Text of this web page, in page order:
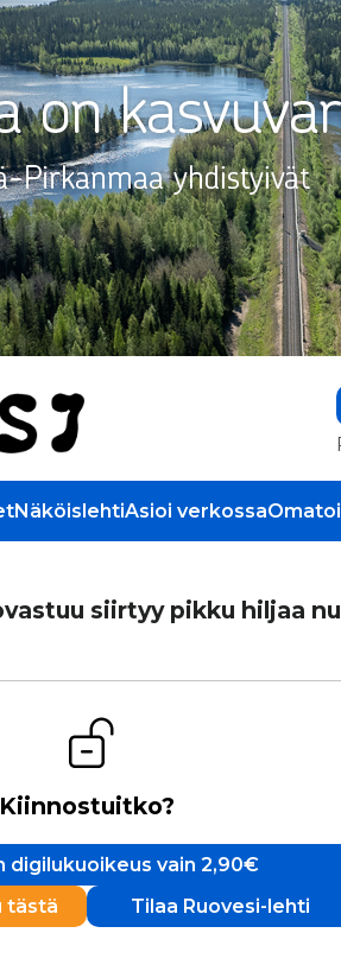
NäköislehtiAsioi verkossa
siirtyy pikku hiljaa
Kiinnostuitko?
digilukuoikeus vain 2,90€
tästä
Tilaa Ruovesi-lehti